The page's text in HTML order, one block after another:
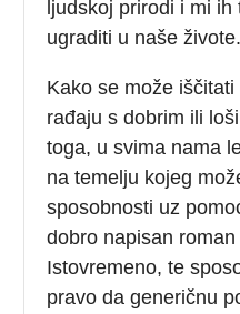
ljudskoj prirodi i mi
ugraditi u naše
Kako se može
rađaju s dobrim ili
toga, u svima nama
na temelju kojeg
sposobnosti uz
dobro napisan
Istovremeno, te
pravo da generičnu